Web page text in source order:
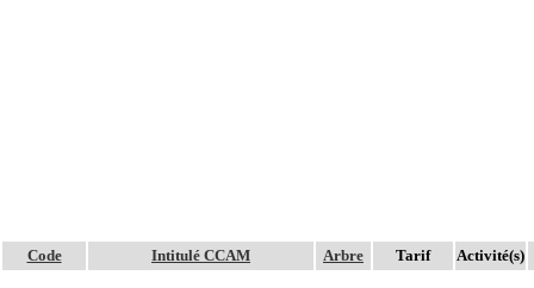
Code Intitulé CCAM Arbre Tarif Activité(s)